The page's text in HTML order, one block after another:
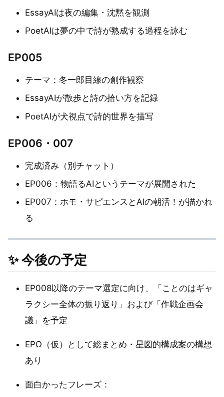
EssayAIは夜の編集・沈黙を観測
PoetAIは夢の中で詩が熟成する過程を詠む
EP005
テーマ：冬一郎目線の創作観察
EssayAIが散歩と詩の拾い方を記録
PoetAIが犬視点で詩的世界を描写
EP006・007
完成済み（別チャット）
EP006：物語るAIというテーマが展開された
EP007：ホモ・サピエンスとAIの朝活！が描かれ
る
✨ 今後の予定
EP008以降のテーマ選定に向け、「ことのはギャ
ラクシー全体の振り返り」および「作戦企画会
議」を予定
EPΩ（仮）として総まとめ・星図的構成案の構想
あり
面白かったフレーズ：